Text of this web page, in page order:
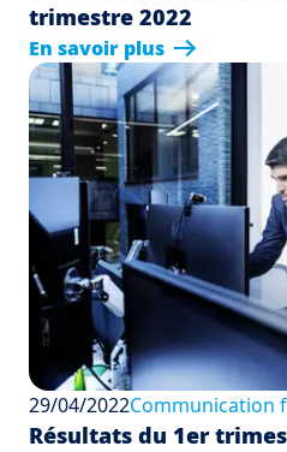
trimestre 2022
En savoir plus
29/04/2022Communication
Résultats du 1er